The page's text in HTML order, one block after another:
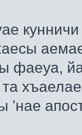
фаеуа,
'нае